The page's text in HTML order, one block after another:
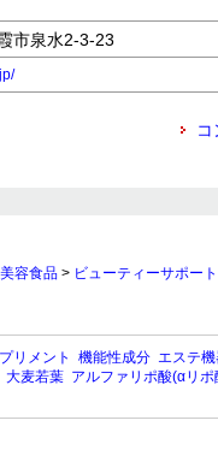
市泉水2-3-23
美容食品 > ビューティーサポー
リメント 機能性成分 エステ
大麦若葉 アルファリポ酸(αリポ